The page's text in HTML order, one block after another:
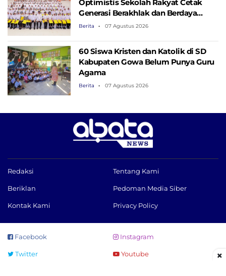
Optimistis Sekolah Rakyat Cetak
Generasi Berakhlak dan Berdaya
Saing
Berita 07 Agustus 2026
60 Siswa Kristen dan Katolik di SD
Kabupaten Gowa Belum Punya Guru
Agama
Berita 07 Agustus 2026
Redaksi Tentang Kami
Beriklan Pedoman Media Siber
Kontak Kami Privacy Policy
Facebook Instagram
Twitter Youtube ×